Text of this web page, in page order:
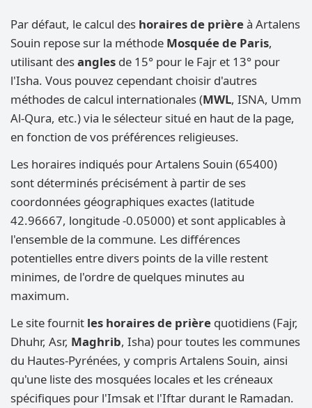
Par défaut, le calcul des horaires de prièreà Artalens
Souin repose sur la méthode Mosquée de Paris,
utilisant desangles de 15° pour le Fajr et 13° pour
l'Isha. Vous pouvez cependant choisir d'autres
méthodes de calcul internationales (MWL, ISNA, Umm
Al-Qura, etc.) via le sélecteur situé en haut de la page,
en fonction de vos préférences religieuses.
Les horaires indiqués pour Artalens Souin (65400)
sont déterminés précisément à partir de ses
coordonnées géographiques exactes (latitude
42.96667, longitude -0.05000) et sont applicables à
l'ensemble de la commune. Les différences
potentielles entre divers points de la ville restent
minimes, de l'ordre de quelques minutes au
maximum.
Le site fournit les horaires de prière quotidiens (Fajr,
Dhuhr, Asr, Maghrib, Isha) pour toutes les communes
du Hautes-Pyrénées, y compris Artalens Souin, ainsi
qu'une liste des mosquées locales et les créneaux
spécifiques pour l'Imsak et l'Iftar durant le Ramadan.